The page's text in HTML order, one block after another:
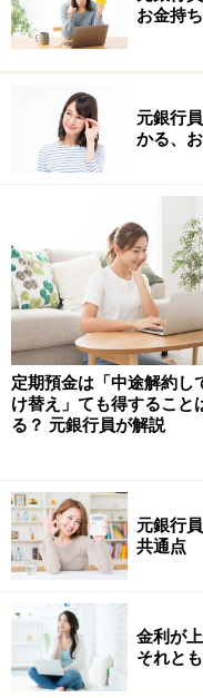
今後の日本銀行の金
確には「無担保コー
か否かを注視する必
普通預金、通常
冒頭に述べたように
座ではありません。
差が縮っているため
普通預金のほうがま
普通預金は、私たち
ティーなしで出し入
ですが、金融機関側
いお金に高金利を付
です。
定期預金は中途解約
ば私たちが流動性を
お金持
元銀行
かる、
定期預金は「中途解約し
け替え」ても得すること
る？ 元銀行員が解説
元銀行
共通点
金利が
それと